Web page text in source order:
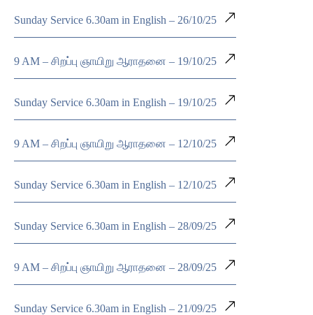
Sunday Service 6.30am in English – 26/10/25
9 AM – சிறப்பு ஞாயிறு ஆராதனை – 19/10/25
Sunday Service 6.30am in English – 19/10/25
9 AM – சிறப்பு ஞாயிறு ஆராதனை – 12/10/25
Sunday Service 6.30am in English – 12/10/25
Sunday Service 6.30am in English – 28/09/25
9 AM – சிறப்பு ஞாயிறு ஆராதனை – 28/09/25
Sunday Service 6.30am in English – 21/09/25